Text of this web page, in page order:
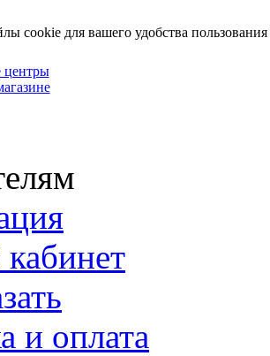
cookie для вашего удобства
центры
и оплата